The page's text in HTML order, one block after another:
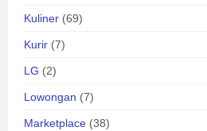
Kuliner (69)
Kurir (7)
LG (2)
Lowongan (7)
Marketplace (38)